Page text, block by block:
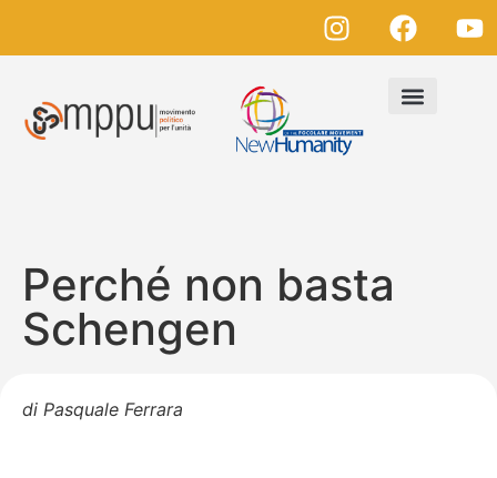
Perché non basta
Schengen
di Pasquale Ferrara